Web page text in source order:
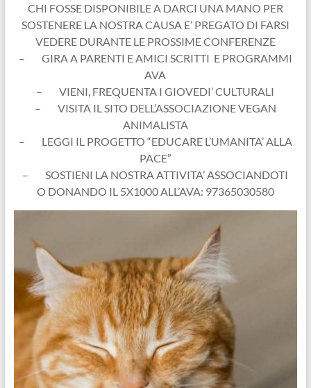
CHI FOSSE DISPONIBILE A DARCI UNA MANO PER
SOSTENERE LA NOSTRA CAUSA E’ PREGATO DI FARSI
VEDERE DURANTE LE PROSSIME CONFERENZE
– GIRA A PARENTI E AMICI SCRITTI E PROGRAMMI
AVA
– VIENI, FREQUENTA I GIOVEDI’ CULTURALI
– VISITA IL SITO DELL’ASSOCIAZIONE VEGAN
ANIMALISTA
– LEGGI IL PROGETTO “EDUCARE L’UMANITA’ ALLA
PACE”
– SOSTIENI LA NOSTRA ATTIVITA’ ASSOCIANDOTI
O DONANDO IL 5X1000 ALL’AVA: 97365030580